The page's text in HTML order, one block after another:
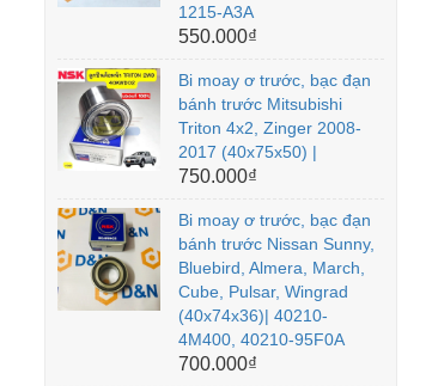
1215-A3A
550.000₫
Bi moay ơ trước, bạc đạn
bánh trước Mitsubishi
Triton 4x2, Zinger 2008-
2017 (40x75x50) |
750.000₫
Bi moay ơ trước, bạc đạn
bánh trước Nissan Sunny,
Bluebird, Almera, March,
Cube, Pulsar, Wingrad
(40x74x36)| 40210-
4M400, 40210-95F0A
700.000₫